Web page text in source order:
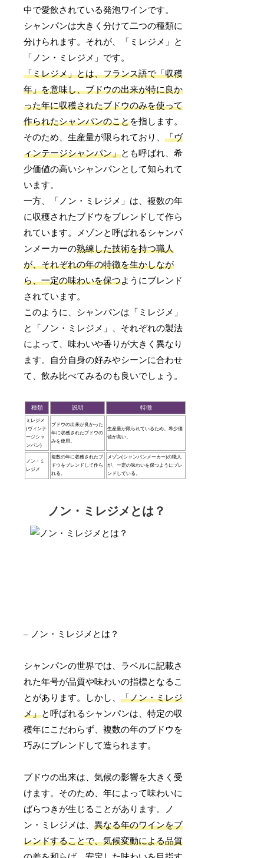
中で愛飲されている発泡ワインです。
シャンパンは大きく分けて二つの種類に
分けられます。それが、「ミレジメ」と
「ノン・ミレジメ」です。
「ミレジメ」とは、フランス語で「収穫
年」を意味し、ブドウの出来が特に良か
った年に収穫されたブドウのみを使って
作られたシャンパンのことを指します。
そのため、生産量が限られており、「ヴ
ィンテージシャンパン」とも呼ばれ、希
少価値の高いシャンパンとして知られて
います。
一方、「ノン・ミレジメ」は、複数の年
に収穫されたブドウをブレンドして作ら
れています。メゾンと呼ばれるシャンパ
ンメーカーの熟練した技術を持つ職人
が、それぞれの年の特徴を生かしなが
ら、一定の味わいを保つようにブレンド
されています。
このように、シャンパンは「ミレジメ」
と「ノン・ミレジメ」、それぞれの製法
によって、味わいや香りが大きく異なり
ます。自分自身の好みやシーンに合わせ
て、飲み比べてみるのも良いでしょう。
種類 説明 特徴
ミレジメ
(ヴィンテ
ージシャ
ンパン)
ブドウの出来が良かった
年に収穫されたブドウの
みを使用。
生産量が限られているため、希少価
値が高い。
ノン・ミ
レジメ
複数の年に収穫されたブ
ドウをブレンドして作ら
れる。
メゾン(シャンパンメーカー)の職人
が、一定の味わいを保つようにブレ
ンドしている。
ノン・ミレジメとは？
– ノン・ミレジメとは？
シャンパンの世界では、ラベルに記載さ
れた年号が品質や味わいの指標となるこ
とがあります。しかし、「ノン・ミレジ
メ」と呼ばれるシャンパンは、特定の収
穫年にこだわらず、複数の年のブドウを
巧みにブレンドして造られます。
ブドウの出来は、気候の影響を大きく受
けます。そのため、年によって味わいに
ばらつきが生じることがあります。ノ
ン・ミレジメは、異なる年のワインをブ
レンドすることで、気候変動による品質